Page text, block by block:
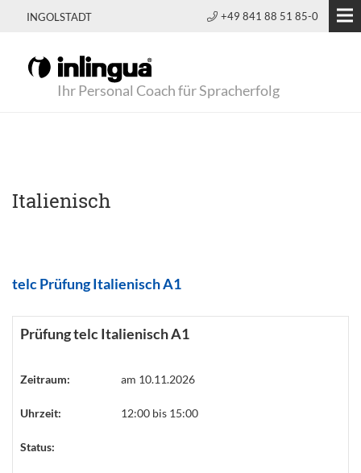
INGOLSTADT +49 841 88 51 85-0
Ihr Personal Coach für Spracherfolg
Italienisch
telc Prüfung Italienisch A1
Prüfung telc Italienisch A1
Zeitraum: am 10.11.2026
Uhrzeit: 12:00 bis 15:00
Status: